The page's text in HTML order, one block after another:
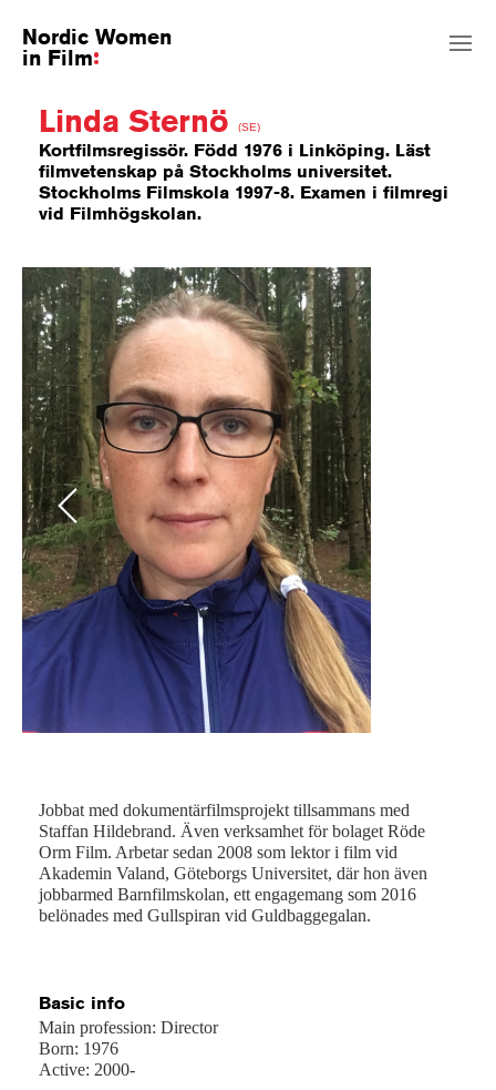
Nordic Women
in Film
Linda Sternö (SE)
Kortfilmsregissör. Född 1976 i Linköping. Läst
filmvetenskap på Stockholms universitet.
Stockholms Filmskola 1997-8. Examen i filmregi
vid Filmhögskolan.
Previous
Jobbat med dokumentärfilmsprojekt tillsammans med
Staffan Hildebrand. Även verksamhet för bolaget Röde
Orm Film. Arbetar sedan 2008 som lektor i film vid
Akademin Valand, Göteborgs Universitet, där hon även
jobbarmed Barnfilmskolan, ett engagemang som 2016
belönades med Gullspiran vid Guldbaggegalan.
Basic info
Main profession: Director
Born: 1976
Active: 2000-